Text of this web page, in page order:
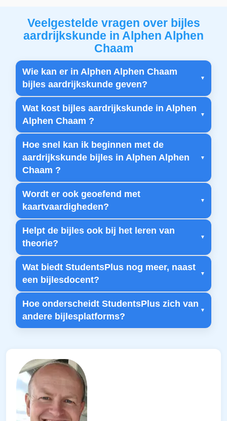
Veelgestelde vragen over bijles
aardrijkskunde in Alphen Alphen
Chaam
Wie kan er in Alphen Alphen Chaam
bijles aardrijkskunde geven?
Wat kost bijles aardrijkskunde in Alphen
Alphen Chaam ?
Hoe snel kan ik beginnen met de
aardrijkskunde bijles in Alphen Alphen
Chaam ?
Wordt er ook geoefend met
kaartvaardigheden?
Helpt de bijles ook bij het leren van
theorie?
Wat biedt StudentsPlus nog meer, naast
een bijlesdocent?
Hoe onderscheidt StudentsPlus zich van
andere bijlesplatforms?